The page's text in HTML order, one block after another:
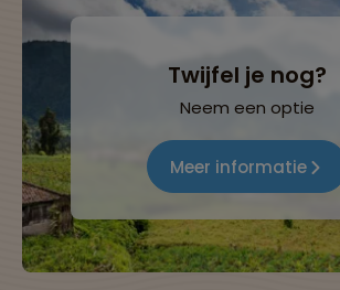
Twijfel je nog?
Neem een optie
Meer informatie